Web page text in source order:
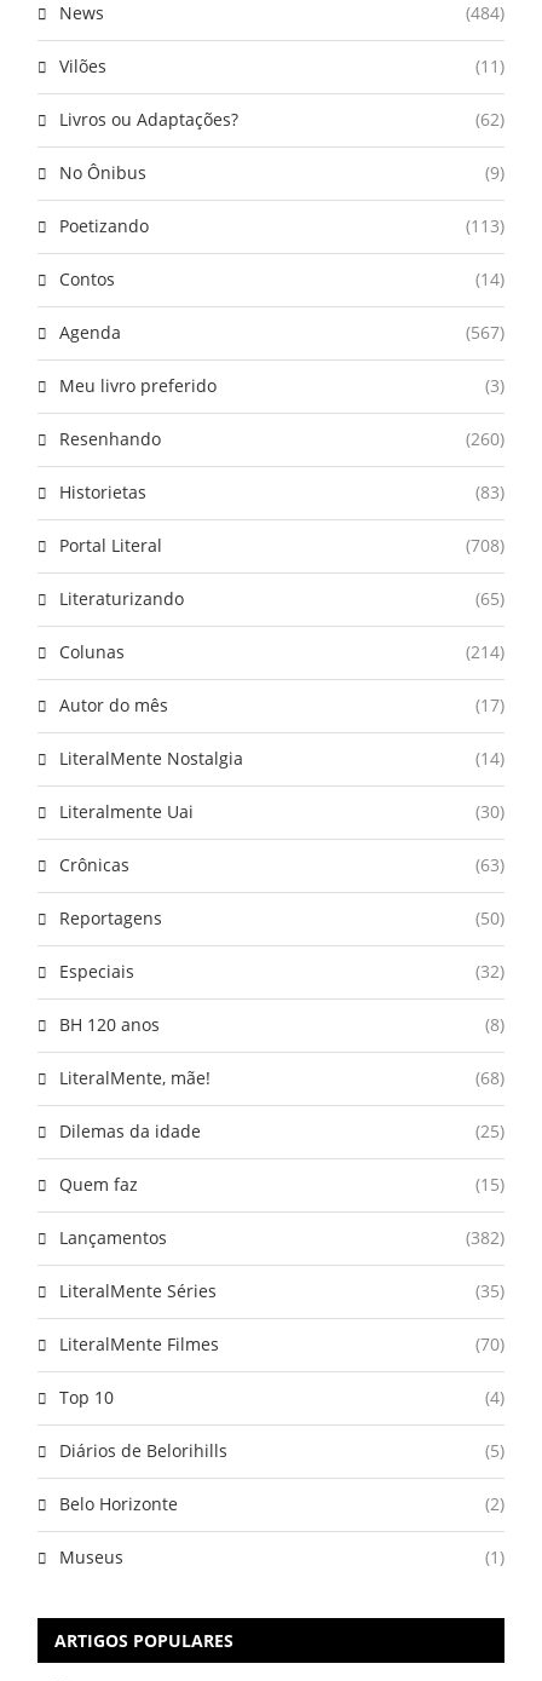
News (484)
Vilões (11)
Livros ou Adaptações? (62)
No Ônibus (9)
Poetizando (113)
Contos (14)
Agenda (567)
Meu livro preferido (3)
Resenhando (260)
Historietas (83)
Portal Literal (708)
Literaturizando (65)
Colunas (214)
Autor do mês (17)
LiteralMente Nostalgia (14)
Literalmente Uai (30)
Crônicas (63)
Reportagens (50)
Especiais (32)
BH 120 anos (8)
LiteralMente, mãe! (68)
Dilemas da idade (25)
Quem faz (15)
Lançamentos (382)
LiteralMente Séries (35)
LiteralMente Filmes (70)
Top 10 (4)
Diários de Belorihills (5)
Belo Horizonte (2)
Museus (1)
ARTIGOS POPULARES